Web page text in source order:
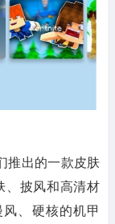
推出的一款皮肤
、披风和高清材
、硬核的机甲